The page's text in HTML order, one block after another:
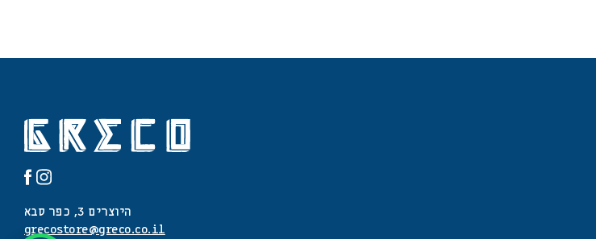
היוצרים 3, כפר סבא
grecostore@greco.co.il